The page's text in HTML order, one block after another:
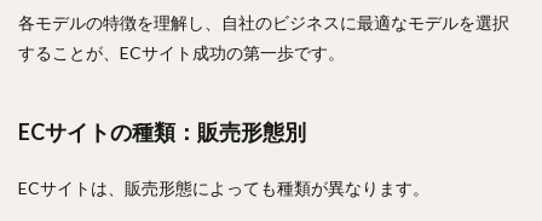
各モデルの特徴を理解し、自社のビジネスに最適なモデルを選択
することが、ECサイト成功の第一歩です。
ECサイトの種類：販売形態別
ECサイトは、販売形態によっても種類が異なります。